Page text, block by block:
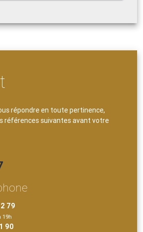
répondre en toute pertinence,
références suivantes avant votre
79
19h
90